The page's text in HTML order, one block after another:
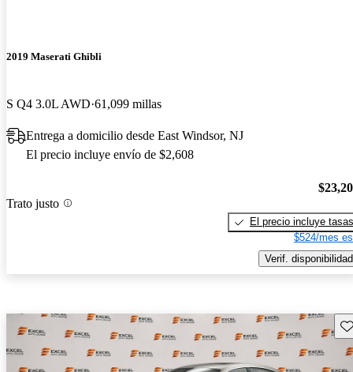
2019 Maserati Ghibli
S Q4 3.0L AWD 61,099 millas
Entrega a domicilio desde East Windsor, NJ
El precio incluye envío de $2,608
Trato justo
El precio incluye tasas
$524/mes
Verif. disponibilidad